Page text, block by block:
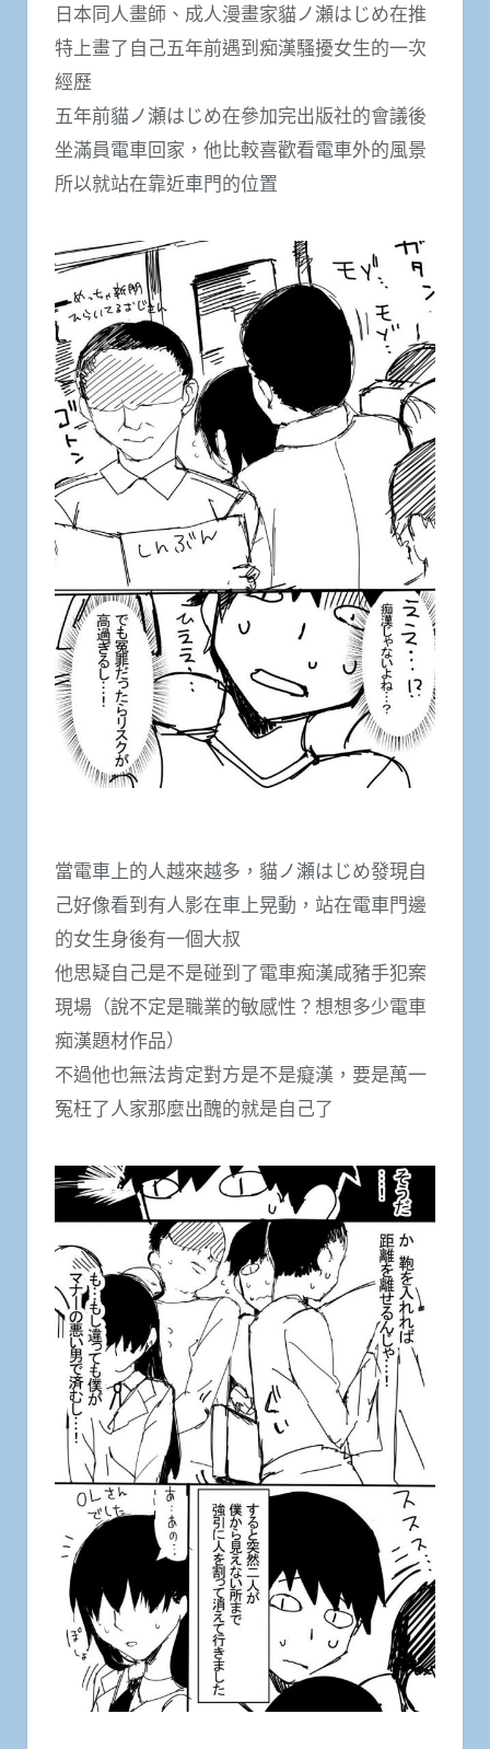
日本同人畫師、成人漫畫家貓ノ瀬はじめ在推
特上畫了自己五年前遇到痴漢騷擾女生的一次
經歷
五年前貓ノ瀬はじめ在參加完出版社的會議後
坐滿員電車回家，他比較喜歡看電車外的風景
所以就站在靠近車門的位置
當電車上的人越來越多，貓ノ瀬はじめ發現自
己好像看到有人影在車上晃動，站在電車門邊
的女生身後有一個大叔
他思疑自己是不是碰到了電車痴漢咸豬手犯案
現場（說不定是職業的敏感性？想想多少電車
痴漢題材作品）
不過他也無法肯定對方是不是癡漢，要是萬一
冤枉了人家那麼出醜的就是自己了